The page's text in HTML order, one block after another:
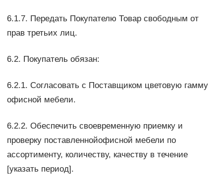
6.1.7. Передать Покупателю Товар свободным от
прав третьих лиц.
6.2. Покупатель обязан:
6.2.1. Согласовать с Поставщиком цветовую гамму
офисной мебели.
6.2.2. Обеспечить своевременную приемку и
проверку поставленнойофисной мебели по
ассортименту, количеству, качеству в течение
[указать период].